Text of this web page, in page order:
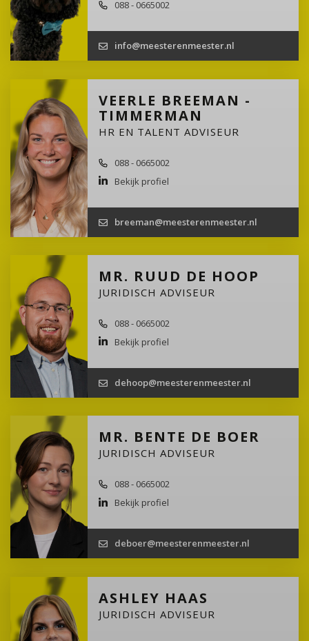
088 - 0665002
info@meesterenmeester.nl
VEERLE BREEMAN -
TIMMERMAN
HR EN TALENT ADVISEUR
088 - 0665002
Bekijk profiel
breeman@meesterenmeester.nl
MR. RUUD DE HOOP
JURIDISCH ADVISEUR
088 - 0665002
Bekijk profiel
dehoop@meesterenmeester.nl
MR. BENTE DE BOER
JURIDISCH ADVISEUR
088 - 0665002
Bekijk profiel
deboer@meesterenmeester.nl
ASHLEY HAAS
JURIDISCH ADVISEUR